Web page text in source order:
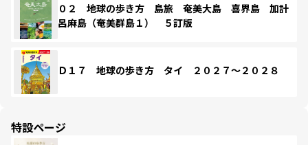
０２ 地球の歩き方 島旅 奄美大島 喜界島 加計
呂麻島（奄美群島１） ５訂版
Ｄ１７ 地球の歩き方 タイ ２０２７～２０２８
特設ページ